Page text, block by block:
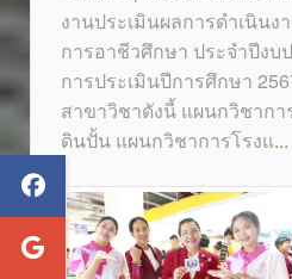
งานประเมินผลการดำเนิน
การอาชีวศึกษา ประจำปีงบ
การประเมินปีการศึกษา
สาขาวิชาดังนี้ แผนกวิชาก
ดินปั้น แผนกวิชาการโรงแ...